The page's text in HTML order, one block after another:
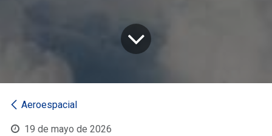
Aeroespacial
19 de mayo de 2026